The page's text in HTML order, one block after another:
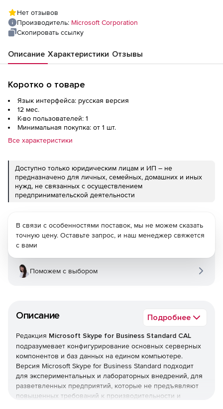
2, for Enterprise CAL Single Language
Нет отзывов
Производитель: Microsoft Corporation
Скопировать ссылку
Описание Характеристики Отзывы
Коротко о товаре
Язык интерфейса: русская версия
12 мес.
К-во пользователей: 1
Минимальная покупка: от 1 шт.
Все характеристики
Доступно только юридическим лицам и ИП – не
предназначено для личных, семейных, домашних и иных
нужд, не связанных с осуществлением
предпринимательской деятельности
Описание Подробнее
Редакция Microsoft Skype for Business Standard CAL
подразумевает конфигурирование основных серверных
компонентов и баз данных на едином компьютере.
Версия Microsoft Skype for Business Standard подходит
для экспериментальных и лабораторных внедрений, для
разветвленных предприятий, которые не предъявляют
повышенных требований к производительности и
В связи с особенностями поставок, мы не можем сказать
точную цену. Оставьте запрос, и наш менеджер свяжется
с вами
Поможем с выбором